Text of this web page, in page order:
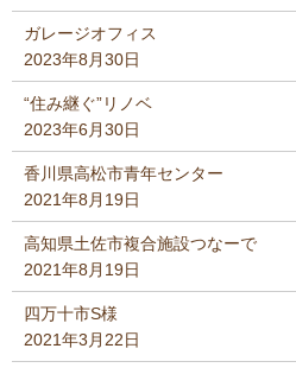
ガレージオフィス
2023年8月30日
“住み継ぐ”リノベ
2023年6月30日
香川県高松市青年センター
2021年8月19日
高知県土佐市複合施設つなーで
2021年8月19日
四万十市S様
2021年3月22日